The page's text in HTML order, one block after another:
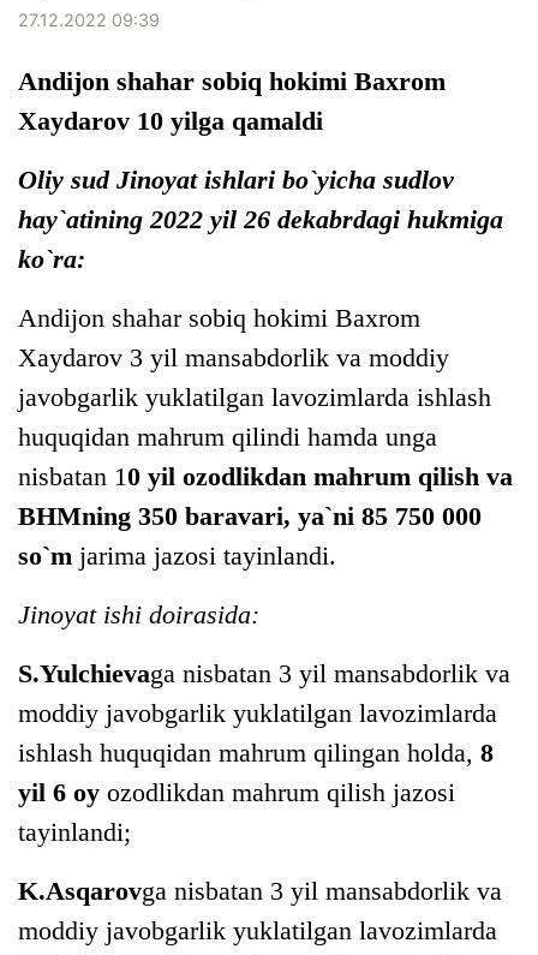
27.12.2022 09:39
Andijon shahar sobiq hokimi Baxrom
Xaydarov 10 yilga qamaldi
Oliy sud Jinoyat ishlari bo`yicha sudlov
hay`atining 2022 yil 26 dekabrdagi hukmiga
ko`ra:
Andijon shahar sobiq hokimi Baxrom
Xaydarov 3 yil mansabdorlik va moddiy
javobgarlik yuklatilgan lavozimlarda ishlash
huquqidan mahrum qilindi hamda unga
nisbatan 10 yil ozodlikdan mahrum qilish va
BHMning 350 baravari, ya`ni 85 750 000
so`m jarima jazosi tayinlandi.
Jinoyat ishi doirasida:
S.Yulchievaga nisbatan 3 yil mansabdorlik va
moddiy javobgarlik yuklatilgan lavozimlarda
ishlash huquqidan mahrum qilingan holda, 8
yil 6 oy ozodlikdan mahrum qilish jazosi
tayinlandi;
K.Asqarovga nisbatan 3 yil mansabdorlik va
moddiy javobgarlik yuklatilgan lavozimlarda